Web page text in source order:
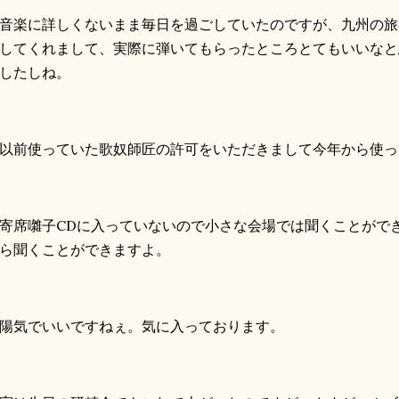
に詳しくないまま毎日を過ごしていたのですが、九州の
てくれまして、実際に弾いてもらったところとてもいいな
たしね。
使っていた歌奴師匠の許可をいただきまして今年から使
囃子CDに入っていないので小さな会場では聞くことがで
聞くことができますよ。
でいいですねぇ。気に入っております。